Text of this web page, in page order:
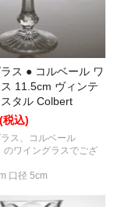
ス ● コルベール ワ
11.5cm ヴィンテ
タル Colbert
税込)
ス、コルベール
のワイングラスでござ
口径 5cm